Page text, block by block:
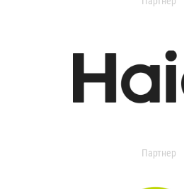
Партнер